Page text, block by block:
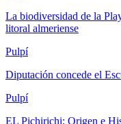
La biodiversidad de la
litoral almeriense
Pulpí
Diputación concede el
Pulpí
EL Pichirichi: Origen e